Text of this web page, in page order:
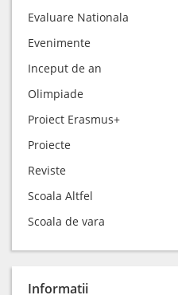
Evaluare Nationala
Evenimente
Inceput de an
Olimpiade
Proiect Erasmus+
Proiecte
Reviste
Scoala Altfel
Scoala de vara
Informatii